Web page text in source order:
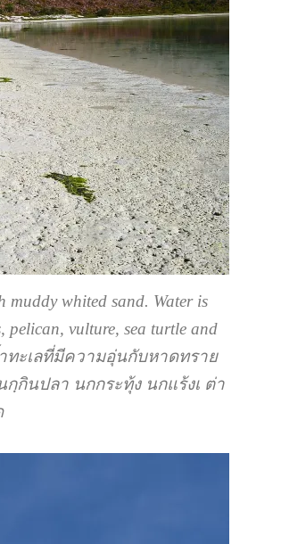
whited sand. Water is
pelican, vulture, sea turtle and
ำทะเลที่มีความอุ่นกับหาดทราย
กินปลา นกกระทุ้ง นกแร้งเ ต่า